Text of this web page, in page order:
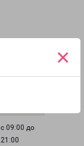
×
с 09:00 до
21:00